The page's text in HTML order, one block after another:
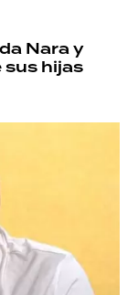
Nara y
hijas